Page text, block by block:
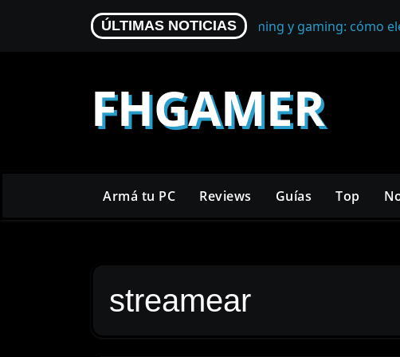
ÚLTIMAS NOTICIAS
Micrófono para streaming y gaming: cómo
FHGAMER
Armá tu PC Reviews Guías Top
streamear